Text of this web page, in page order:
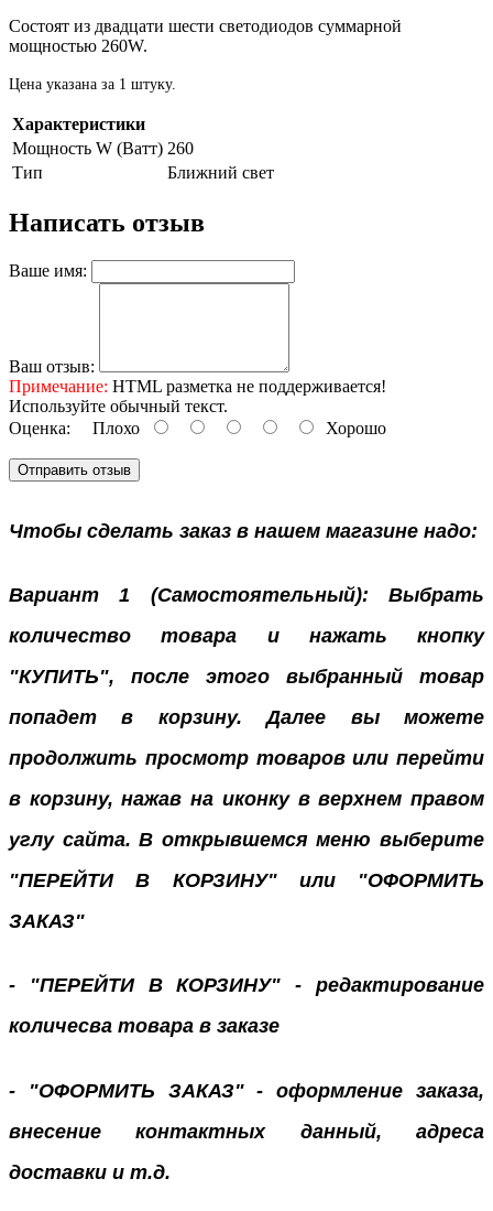
Состоят из двадцати шести светодиодов суммарной
мощностью 260W.
Цена указана за 1 штуку.
Характеристики
Мощность W (Ватт) 260
Тип
Ближний свет
Написать отзыв
Ваше имя:
Ваш отзыв:
Примечание: HTML разметка не поддерживается!
Используйте обычный текст.
Оценка: Плохо Хорошо
Отправить отзыв
Чтобы сделать заказ в нашем магазине надо:
Вариант 1 (Самостоятельный): Выбрать
количество товара и нажать кнопку
"КУПИТЬ", после этого выбранный товар
попадет в корзину. Далее вы можете
продолжить просмотр товаров или перейти
в корзину, нажав на иконку в верхнем правом
углу сайта. В открывшемся меню выберите
"ПЕРЕЙТИ В КОРЗИНУ" или "ОФОРМИТЬ
ЗАКАЗ"
- "ПЕРЕЙТИ В КОРЗИНУ" - редактирование
количесва товара в заказе
- "ОФОРМИТЬ ЗАКАЗ" - оформление заказа,
внесение контактных данный, адреса
доставки и т.д.